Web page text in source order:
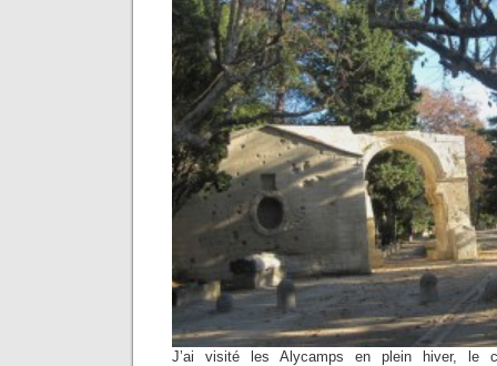
J’ai visité les Alycamps en plein hiver, le